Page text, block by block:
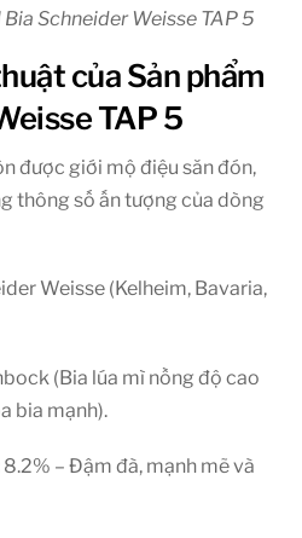
Schneider Weisse TAP 5
của Sản phẩm
TAP 5
được giới mộ điệu săn đón,
thông số ấn tượng của dòng
Weisse (Kelheim, Bavaria,
(Bia lúa mì nồng độ cao
bia mạnh).
8.2% – Đậm đà, mạnh mẽ và